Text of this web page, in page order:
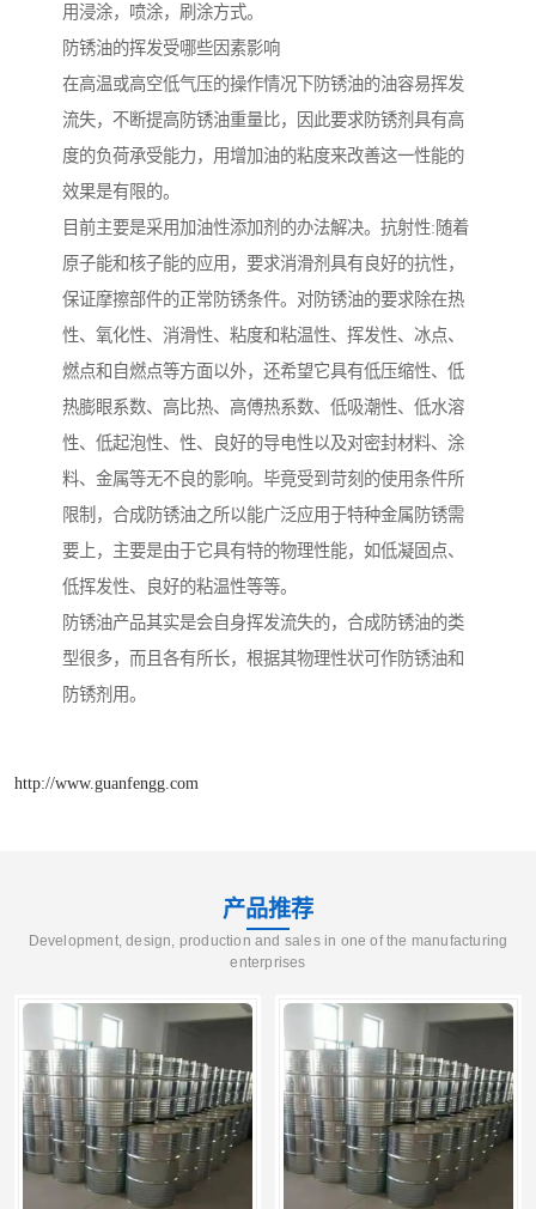
用浸涂，喷涂，刷涂方式。
防锈油的挥发受哪些因素影响
在高温或高空低气压的操作情况下防锈油的油容易挥发
流失，不断提高防锈油重量比，因此要求防锈剂具有高
度的负荷承受能力，用增加油的粘度来改善这一性能的
效果是有限的。
目前主要是采用加油性添加剂的办法解决。抗射性:随着
原子能和核子能的应用，要求消滑剂具有良好的抗性，
保证摩擦部件的正常防锈条件。对防锈油的要求除在热
性、氧化性、消滑性、粘度和粘温性、挥发性、冰点、
燃点和自燃点等方面以外，还希望它具有低压缩性、低
热膨眼系数、高比热、高傅热系数、低吸潮性、低水溶
性、低起泡性、性、良好的导电性以及对密封材料、涂
料、金属等无不良的影响。毕竟受到苛刻的使用条件所
限制，合成防锈油之所以能广泛应用于特种金属防锈需
要上，主要是由于它具有特的物理性能，如低凝固点、
低挥发性、良好的粘温性等等。
防锈油产品其实是会自身挥发流失的，合成防锈油的类
型很多，而且各有所长，根据其物理性状可作防锈油和
防锈剂用。
http://www.guanfengg.com
产品推荐
Development, design, production and sales in one of the manufacturing
enterprises